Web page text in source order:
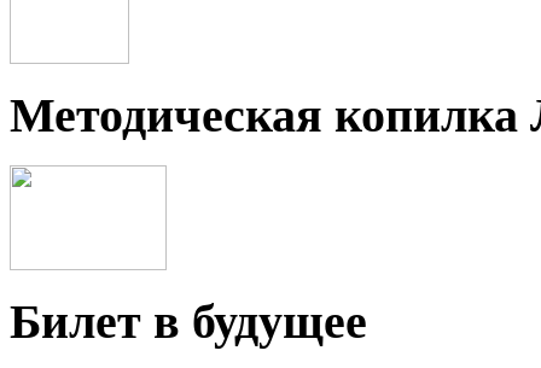
Методическая
Билет в будущее